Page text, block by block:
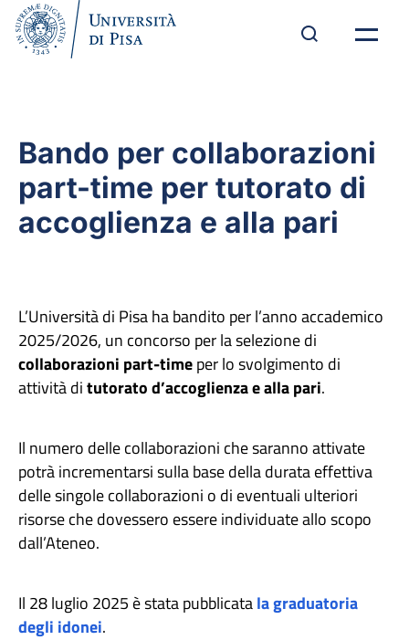
Bando per collaborazioni
part-time per tutorato di
accoglienza e alla pari
L’Università di Pisa ha bandito per l’anno accademico
2025/2026, un concorso per la selezione di
collaborazioni part-timeper lo svolgimento di
attività ditutorato d’accoglienza e alla pari.
Il numero delle collaborazioni che saranno attivate
potrà incrementarsi sulla base della durata effettiva
delle singole collaborazioni o di eventuali ulteriori
risorse che dovessero essere individuate allo scopo
dall’Ateneo.
Il 28 luglio 2025 è stata pubblicatala graduatoria
degli idonei.